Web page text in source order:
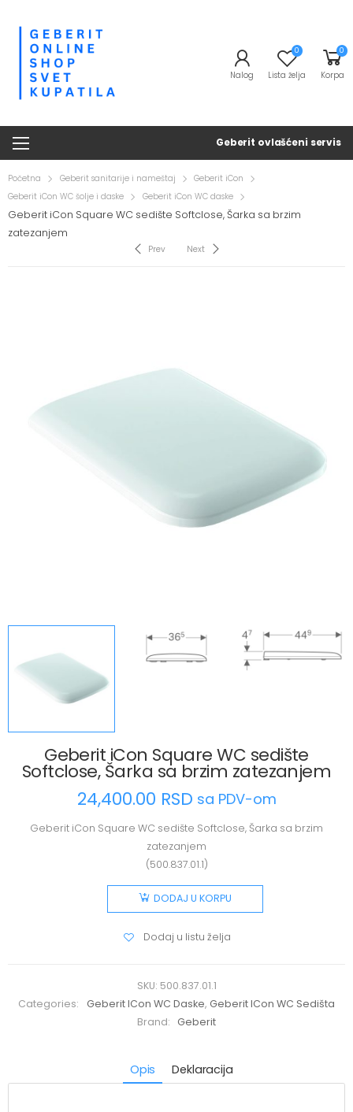
Nalog
0
Lista želja
0
Korpa
Geberit ovlašćeni servis
Početna Geberit sanitarije i nameštaj
Geberit iCon
Geberit iCon WC šolje i daske
Geberit iCon WC daske
Geberit iCon Square WC sedište Softclose, Šarka sa brzim
zatezanjem
Prev Next
Geberit iCon Square WC sedište
Softclose, Šarka sa brzim zatezanjem
24,400.00 RSD sa PDV-om
Geberit iCon Square WC sedište Softclose, Šarka sa brzim
zatezanjem
(500.837.01.1)
DODAJ U KORPU
Dodaj u listu želja
SKU: 500.837.01.1
Categories:
Geberit ICon WC Daske, Geberit ICon WC Sedišta
Brand:
Geberit
Opis Deklaracija